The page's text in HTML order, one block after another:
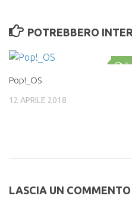
POTREBBERO
0
Pop!_OS
12 APRILE 2018
LASCIA UN COMMENTO